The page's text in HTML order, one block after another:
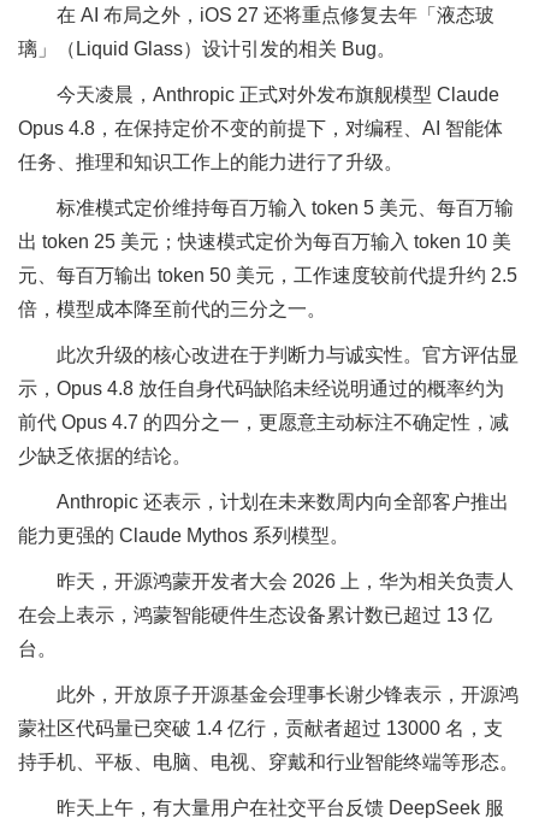
在 AI 布局之外，iOS 27 还将重点修复去年「液态玻
璃」（Liquid Glass）设计引发的相关 Bug。
今天凌晨，Anthropic 正式对外发布旗舰模型 Claude
Opus 4.8，在保持定价不变的前提下，对编程、AI 智能体
任务、推理和知识工作上的能力进行了升级。
标准模式定价维持每百万输入 token 5 美元、每百万输
出 token 25 美元；快速模式定价为每百万输入 token 10 美
元、每百万输出 token 50 美元，工作速度较前代提升约 2.5
倍，模型成本降至前代的三分之一。
此次升级的核心改进在于判断力与诚实性。官方评估显
示，Opus 4.8 放任自身代码缺陷未经说明通过的概率约为
前代 Opus 4.7 的四分之一，更愿意主动标注不确定性，减
少缺乏依据的结论。
Anthropic 还表示，计划在未来数周内向全部客户推出
能力更强的 Claude Mythos 系列模型。
昨天，开源鸿蒙开发者大会 2026 上，华为相关负责人
在会上表示，鸿蒙智能硬件生态设备累计数已超过 13 亿
台。
此外，开放原子开源基金会理事长谢少锋表示，开源鸿
蒙社区代码量已突破 1.4 亿行，贡献者超过 13000 名，支
持手机、平板、电脑、电视、穿戴和行业智能终端等形态。
昨天上午，有大量用户在社交平台反馈 DeepSeek 服